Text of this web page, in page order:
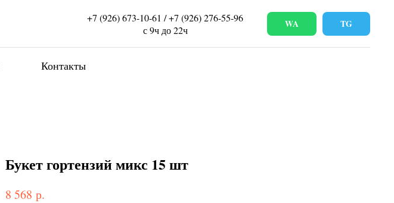
+7 (926) 673-10-61 / +7 (926) 276-55-96
с 9ч до 22ч
WA TG
Контакты
Букет гортензий микс 15 шт
8 568 р.